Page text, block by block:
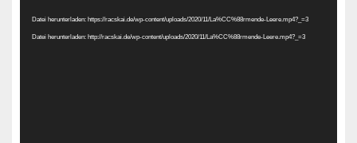
Datei herunterladen: https://racskai.de/wp-content/uploads/2020/11/La%CC%88rmende-Leere.mp4?_=3
Datei herunterladen: http://racskai.de/wp-content/uploads/2020/11/La%CC%88rmende-Leere.mp4?_=3